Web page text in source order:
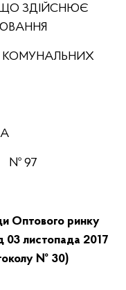
ЩО ЗДІЙСНЮЄ
КОМУНАЛЬНИХ
№ 97
Оптового ринку
03 листопада 2017
№ 30)